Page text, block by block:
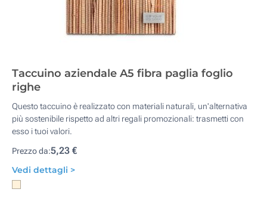
Taccuino aziendale A5 fibra paglia foglio
righe
Questo taccuino è realizzato con materiali naturali, un'alternativa
più sostenibile rispetto ad altri regali promozionali: trasmetti con
esso i tuoi valori.
Prezzo da:5,23 €
Vedi dettagli >